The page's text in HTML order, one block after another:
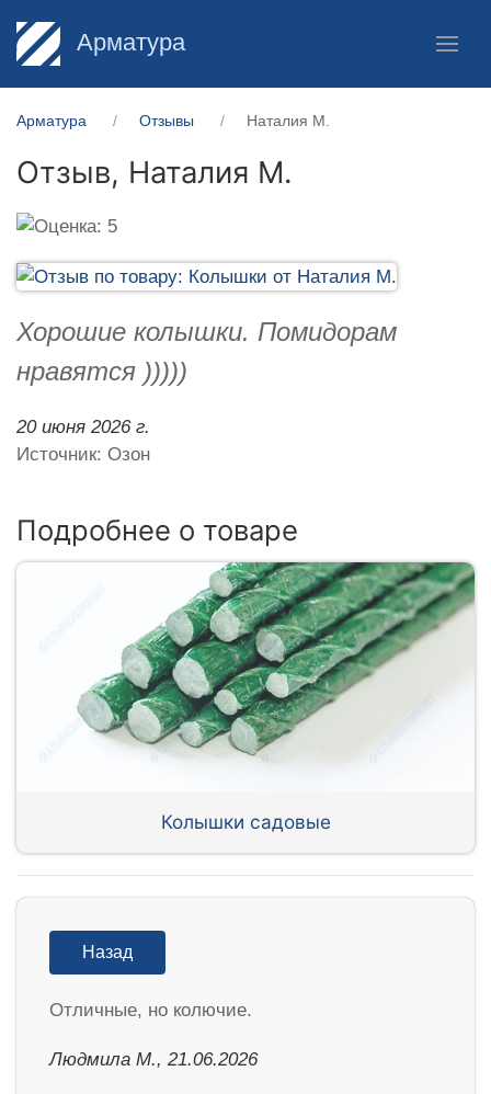
Арматура
Арматура Отзывы Наталия М.
Отзыв, Наталия М.
Хорошие колышки. Помидорам
нравятся )))))
20 июня 2026 г.
Источник: Озон
Подробнее о товаре
Колышки садовые
Назад
Отличные, но колючие.
Людмила М., 21.06.2026